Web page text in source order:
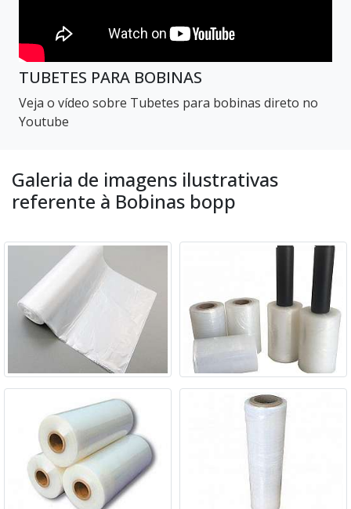
TUBETES PARA BOBINAS
Veja o vídeo sobre Tubetes para bobinas direto no
Youtube
Galeria de imagens ilustrativas
referente à Bobinas bopp